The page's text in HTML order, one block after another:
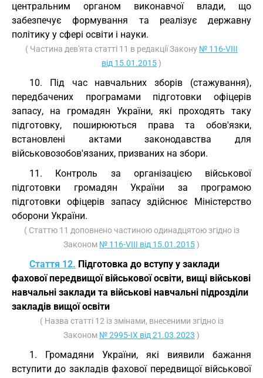
центральним органом виконавчої влади, що
забезпечує формування та реалізує державну
політику у сфері освіти і науки.
( Частина дев'ята статті 11 в редакції Закону № 116-VIII
від 15.01.2015)
10. Під час навчальних зборів (стажування),
передбачених програмами підготовки офіцерів
запасу, на громадян України, які проходять таку
підготовку, поширюються права та обов'язки,
встановлені актами законодавства для
військовозобов'язаних, призваних на збори.
11. Контроль за організацією військової
підготовки громадян України за програмою
підготовки офіцерів запасу здійснює Міністерство
оборони України.
( Статтю 11 доповнено частиною одинадцятою згідно із
Законом № 116-VIII від 15.01.2015)
Стаття 12. Підготовка до вступу у заклади
фахової передвищої військової освіти, вищі військові
навчальні заклади та військові навчальні підрозділи
закладів вищої освіти
( Назва статті 12 із змінами, внесеними згідно із
Законом № 2995-IX від 21.03.2023 )
1. Громадяни України, які виявили бажання
вступити до закладів фахової передвищої військової